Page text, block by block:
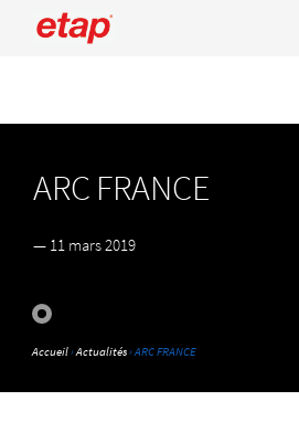
ARC FRANCE
— 11 mars 2019
Accueil›Actualités› ARC FRANCE